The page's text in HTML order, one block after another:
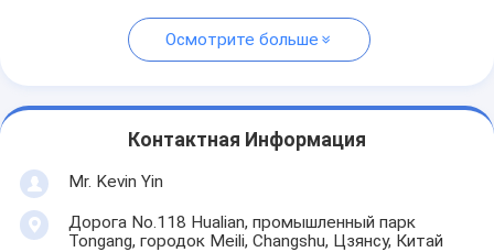
Осмотрите больше
Контактная Информация
Mr. Kevin Yin
Дорога No.118 Hualian, промышленный парк
Tongang, городок Meili, Changshu, Цзянсу, Китай